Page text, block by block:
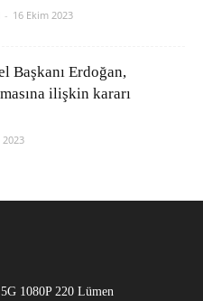
- 16 Ekim 2023
Başkanı Erdoğan,
ilişkin kararı
1080P 220 Lümen